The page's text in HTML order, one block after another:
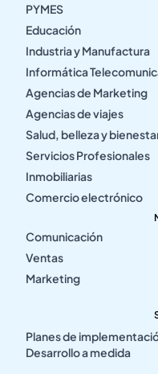
PYMES
Educación
Industria y Manufactura
Informática
Agencias de Marketing
Agencias de viajes
Salud, belleza y
Servicios Profesionales
Inmobiliarias
Comercio electrónico
Comunicación
Ventas
Marketing
Planes de
Desarrollo a medida